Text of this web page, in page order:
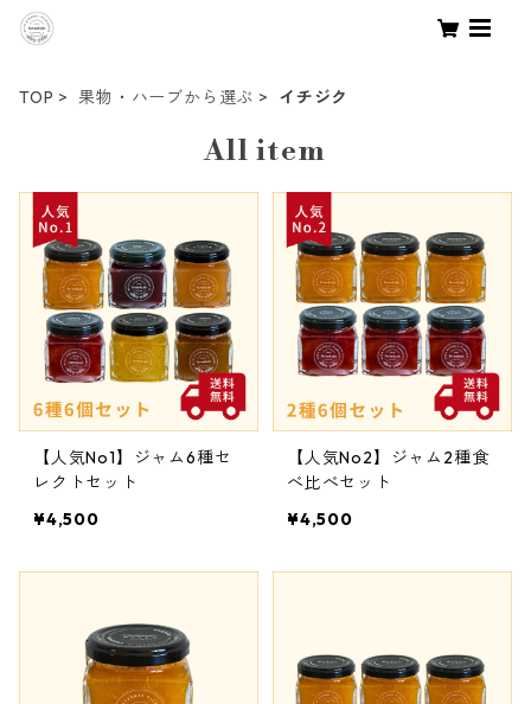
TOP 果物・ハーブから選ぶ イチジク
All item
【人気No1】ジャム6種セ
レクトセット
¥4,500
【人気No2】ジャム2種食
べ比べセット
¥4,500